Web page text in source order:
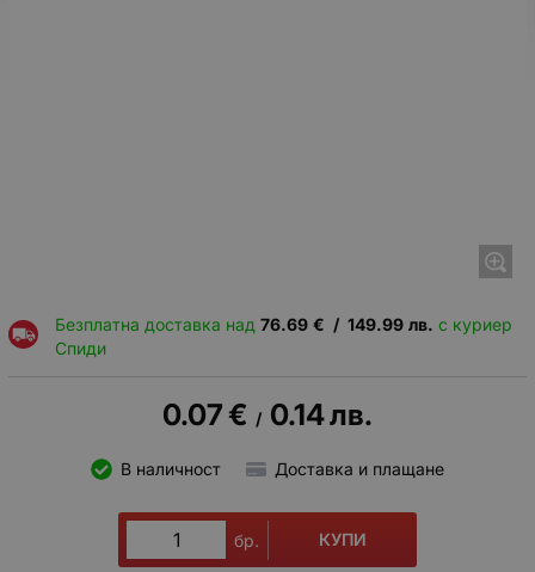
Безплатна доставка над 76.69 € / 149.99 лв. с куриер
Спиди
0.07€ / 0.14лв.
В наличност Доставка и плащане
бр. КУПИ